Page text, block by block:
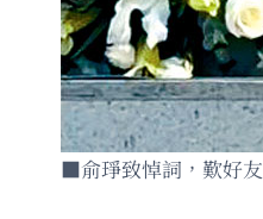
■俞琤致悼詞，歎好